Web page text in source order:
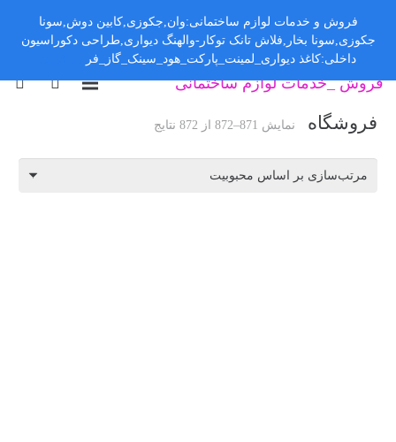
فروش _خدمات لوازم ساختمانی
فروشگاه نمایش 871–872 از 872 نتایج
فروش و خدمات لوازم ساختمانی:وان,جکوزی,کابین دوش,سونا
جکوزی,سونا بخار,فلاش تانک توکار-والهنگ دیواری,طراحی دکوراسیون
داخلی:کاغذ دیواری_لمینت_پارکت_هود_سینک_گاز_فر